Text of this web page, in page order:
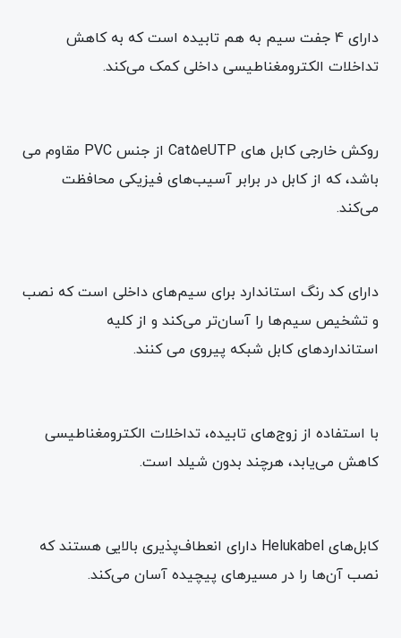
دارای 4 جفت سیم به هم تابیده است که به کاهش
تداخلات الکترومغناطیسی داخلی کمک می‌کند.
روکش خارجی کابل های Cat5eUTP از جنس PVC مقاوم می
باشد، که از کابل در برابر آسیب‌های فیزیکی محافظت
می‌کند.
دارای کد رنگ استاندارد برای سیم‌های داخلی است که نصب
و تشخیص سیم‌ها را آسان‌تر می‌کند و از کلیه
استانداردهای کابل شبکه پیروی می کنند.
با استفاده از زوج‌های تابیده، تداخلات الکترومغناطیسی
کاهش می‌یابد، هرچند بدون شیلد است.
کابل‌های Helukabel دارای انعطاف‌پذیری بالایی هستند که
نصب آن‌ها را در مسیرهای پیچیده آسان می‌کند.